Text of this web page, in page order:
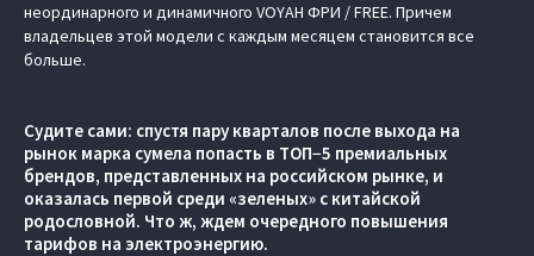
неординарного и динамичного VOYAH ФРИ / FREE. Причем
владельцев этой модели с каждым месяцем становится все
больше.
Судите сами: спустя пару кварталов после выхода на
рынок марка сумела попасть в ТОП−5 премиальных
брендов, представленных на российском рынке, и
оказалась первой среди «зеленых» с китайской
родословной. Что ж, ждем очередного повышения
тарифов на электроэнергию.